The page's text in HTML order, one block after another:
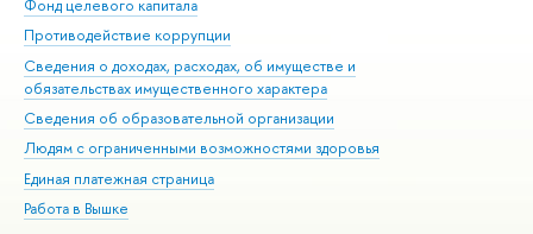
Фонд целевого капитала
Противодействие коррупции
Сведения о доходах, расходах, об имуществе и
обязательствах имущественного характера
Сведения об образовательной организации
Людям с ограниченными возможностями здоровья
Единая платежная страница
Работа в Вышке